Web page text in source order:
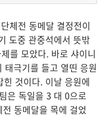
체전 동메달 결정전이
도중 관중석에서 뜻밖
를 모았다. 바로 샤이니
태극기를 들고 열띤 응원
것이다. 이날 응원에
은 독일을 3 대 0으로
동메달을 목에 걸었